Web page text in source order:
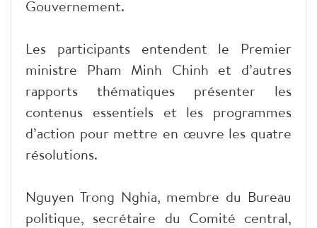
Gouvernement.
Les participants entendent le Premier
ministre Pham Minh Chinh et d’autres
rapports thématiques présenter les
contenus essentiels et les programmes
d’action pour mettre en œuvre les quatre
résolutions.
Nguyen Trong Nghia, membre du Bureau
politique, secrétaire du Comité central,